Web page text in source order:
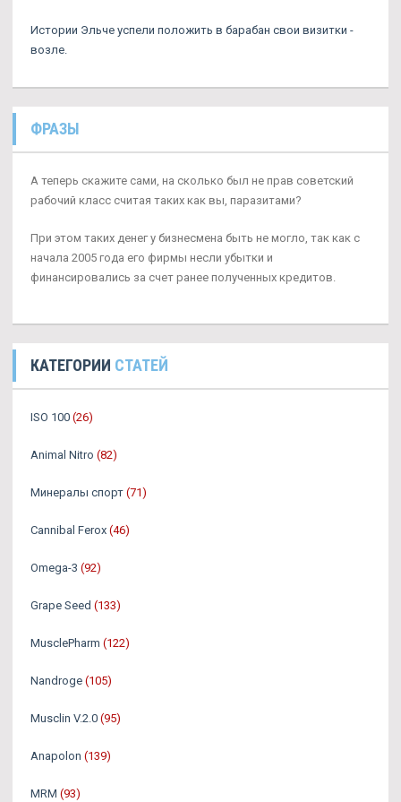
Истории Эльче успели положить в барабан свои визитки -
возле.
ФРАЗЫ
А теперь скажите сами, на сколько был не прав советский
рабочий класс считая таких как вы, паразитами?
При этом таких денег у бизнесмена быть не могло, так как с
начала 2005 года его фирмы несли убытки и
финансировались за счет ранее полученных кредитов.
КАТЕГОРИИ СТАТЕЙ
ISO 100 (26)
Animal Nitro (82)
Минералы спорт (71)
Cannibal Ferox (46)
Omega-3 (92)
Grape Seed (133)
MusclePharm (122)
Nandroge (105)
Musclin V.2.0 (95)
Anapolon (139)
MRM (93)